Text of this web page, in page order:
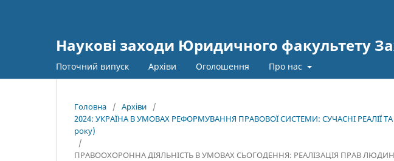
Наукові заходи Юридичного факультету
Поточний випуск Архіви Оголошення Про нас
Головна / Архіви
/
2024: УКРАЇНА В УМОВАХ РЕФОРМУВАННЯ ПРАВОВОЇ СИСТЕМИ: СУЧАСНІ РЕАЛІЇ
року)
/
ПРАВООХОРОННА ДІЯЛЬНІСТЬ В УМОВАХ СЬОГОДЕННЯ: РЕАЛІЗАЦІЯ ПРАВ